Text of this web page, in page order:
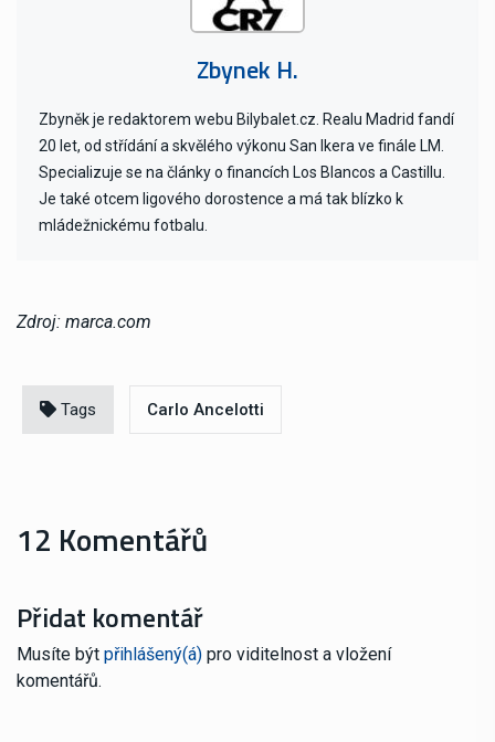
Zbynek H.
Zbyněk je redaktorem webu Bilybalet.cz. Realu Madrid fandí
20 let, od střídání a skvělého výkonu San Ikera ve finále LM.
Specializuje se na články o financích Los Blancos a Castillu.
Je také otcem ligového dorostence a má tak blízko k
mládežnickému fotbalu.
Zdroj: marca.com
Tags Carlo Ancelotti
12 Komentářů
Přidat komentář
Musíte být přihlášený(á) pro viditelnost a vložení
komentářů.